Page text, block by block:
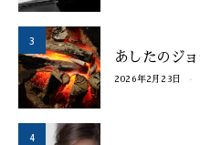
3
あしたのジ
2026年2月23日
4